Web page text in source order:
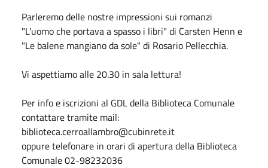
Parleremo delle nostre impressioni sui romanzi
"L'uomo che portava a spasso i libri" di Carsten Henn e
"Le balene mangiano da sole" di Rosario Pellecchia.
Vi aspettiamo alle 20.30 in sala lettura!
Per info e iscrizioni al GDL della Biblioteca Comunale
contattare tramite mail:
biblioteca.cerroallambro@cubinrete.it
oppure telefonare in orari di apertura della Biblioteca
Comunale 02-98232036